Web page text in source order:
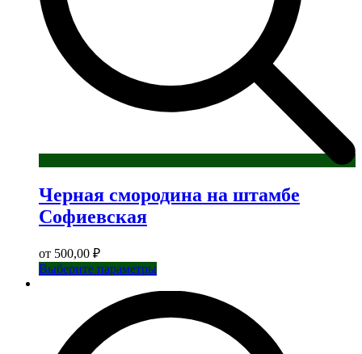
Черная смородина на штамбе
Софиевская
от 500,00 ₽
Выберите параметрыЭтот
вариаций.